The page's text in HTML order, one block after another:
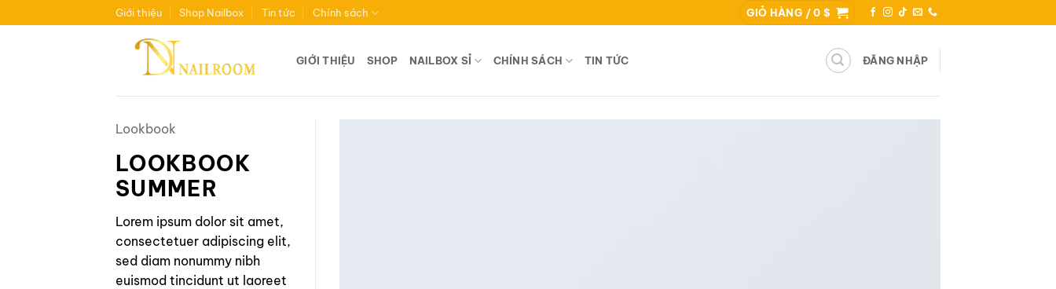
qua
Giới thiệu Shop Nailbox Tin tức Chính sách GIỎ HÀNG /0$
GIỚI THIỆU SHOP NAILBOX SỈ CHÍNH SÁCH TIN TỨC ĐĂNG NHẬP
Lookbook
LOOKBOOK
SUMMER
Lorem ipsum dolor sit amet,
consectetuer adipiscing elit,
sed diam nonummy nibh
euismod tincidunt ut laoreet